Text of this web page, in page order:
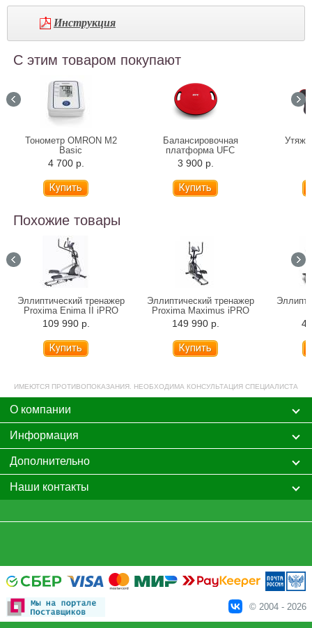
Инструкция
С этим товаром покупают
Тонометр OMRON M2
Basic
4 700 р.
Балансировочная
платформа UFC
3 900 р.
Похожие товары
Эллиптический тренажер
Proxima Enima II iPRO
(складной)
109 990 р.
Эллиптический тренажер
Proxima Maximus iPRO
149 990 р.
ИМЕЮТСЯ ПРОТИВОПОКАЗАНИЯ. НЕОБХОДИМА КОНСУЛЬТАЦИЯ СПЕЦИАЛИСТА
О компании
Информация
Дополнительно
Наши контакты
© 2004 - 2026